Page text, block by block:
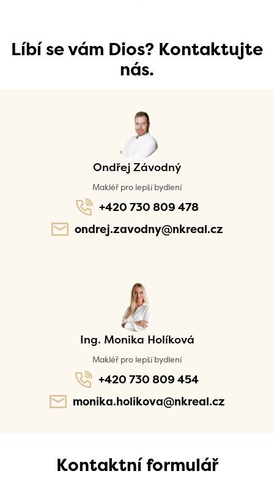
Líbí se vám Dios? Kontaktujte
nás.
Ondřej Závodný
Makléř pro lepší bydlení
+420 730 809 478
ondrej.zavodny@nkreal.cz
Ing. Monika Holíková
Makléř pro lepší bydlení
+420 730 809 454
monika.holikova@nkreal.cz
Kontaktní formulář